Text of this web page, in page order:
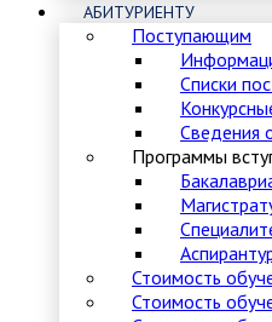
АБИТУРИЕНТУ
Поступающим
Списки
Сведения
Программы
Стоимость
Стоимость